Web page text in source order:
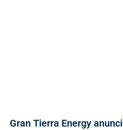
Gran Tierra Energy